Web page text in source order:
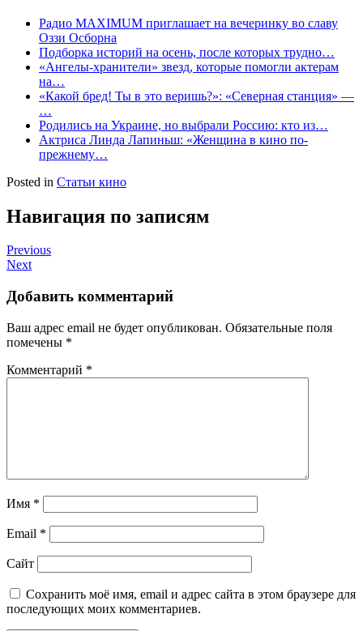
Радио MAXIMUM приглашает на вечеринку во славу
Оззи Осборна
Подборка историй на осень, после которых трудно…
«Ангелы-хранители» звезд, которые помогли актерам
на…
«Какой бред! Ты в это веришь?»: «Северная станция» —
…
Родились на Украине, но выбрали Россию: кто из…
Актриса Линда Лапиньш: «Женщина в кино по-
прежнему…
Posted in Статьи кино
Навигация по записям
Previous
Next
Добавить комментарий
Ваш адрес email не будет опубликован. Обязательные поля
помечены *
Комментарий *
Имя *
Email *
Сайт
Сохранить моё имя, email и адрес сайта в этом браузере для
последующих моих комментариев.